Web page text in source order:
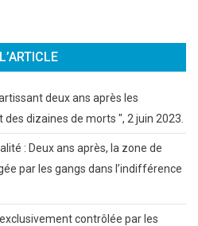
deux ans après les
dizaines de morts ", 2 juin 2023.
: Deux ans après, la zone de
par les gangs dans l’indifférence
contrôlée par les